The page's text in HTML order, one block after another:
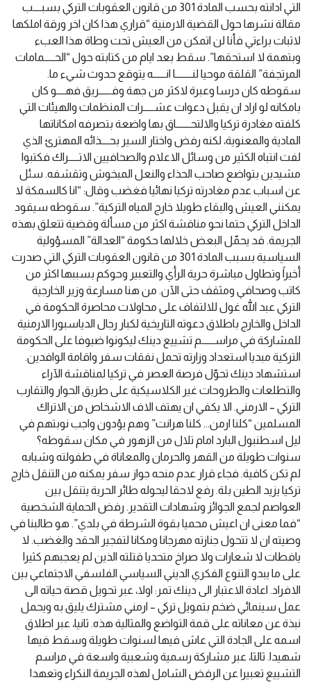
التي ادانته بحسب المادة 301 من قانون العقوبات التركي بسبــــب
مقالة نشرها حول القضية الارمنية “قراري هذا كان اخر ورقة املكها
لاثبات براءتي فأنا لن اتمكن من العيش تحت وطاة هذا العبء
وبتهمة لا استحقها”. سقط بعد ايام من كتابته حول “الحـــــمامات
المرتجفة” القلقة موحيا لنــــــــا انــــــه يتوقع حدوث شيء ما.
سقوطه كان درسا وعبرة لاكثر من جهة وفــــــريق فهــــو كان
بامكانه لو اراد ان يقبل دعوات عشـــــرات المنظمات والهيئات التي
كلفته مغادرة تركيا والالتحـــــــاق بها واضعة بتصرفه امكاناتها
المادية والمعنوية، لكنه رفض واختار السير بحــــذائه المهترئ الذي
لفت انتباه الكثير من وسائل الاعلام والصحافيين الاتـــــراك فكتبوا
مشيدين بتواضع صاحب الحذاء والنعل المبخوش وتقشفه. سئل
عن اسباب عدم مغادرته تركيا نهائيا فغضب وقال: “انا كالسمكة لا
يمكنني العيش والبقاء طويلا خارج المياه التركية”. سقوطه سيقود
الداخل التركي حتما نحو مناقشة اكثر من مسألة وقضية تتعلق بهذه
الجريمة. قد يحمّل البعض خلالها حكومة “العدالة” المسؤولية
السياسية بسبب المادة 301 من قانون العقوبات التركي التي صدرت
أخيراً وتطاول مباشرة حرية الرأي والتعبير وحوكم بسببها اكثر من
كاتب وصحافي ومثقف حتى الآن. من هنا مسارعة وزير الخارجية
التركي عبد الله غول للالتفاف على محاولات محاصرة الحكومة في
الداخل والخارج باطلاق دعوته التاريخية لكبار رجال الدياسبورا الارمنية
للمشاركة في مراســــــم تشييع دينك ليكونوا ضيوفا على الحكومة
التركية مبديا استعداد وزارته تحمل نفقات سفر واقامة الوافدين.
استشهاد دينك تحوّل فرصة العصر في تركيا لمناقشة الآراء
والتطلعات والطروحات غير الكلاسيكية على طريق الحوار والتقارب
التركي – الارمني. الا يكفي ان يهتف الاف الاشخاص من الاتراك
المسلمين “كلنا ارمن… كلنا هرانت” وهم يؤدون واجب نوبتهم في
ليل اسطنبول البارد امام تلال من الزهور في مكان سقوطه؟
سنوات طويلة من القهر والحرمان والمعاناة في طفولته وشبابه
لم تكن كافية. فجاء قرار عدم منحه جواز سفر يمكنه من التنقل خارج
تركيا يزيد الطين بلة. رفع لاحقا ليحوله طائر الحرية يتنقل بين
العواصم لجمع الجوائز وشهادات التقدير. رفض الحماية الشخصية
“فما معنى ان اعيش محميا بقوة الشرطة في بلدي”. هو طالبنا في
وصيته ان لا تتحول جنازته مهرجانا ومكانا لتفجير الحقد والغضب. لا
يافطات لا شعارات ولا صراخ متحديا قتلته الذين لم يعجبهم كثيرا
على ما يبدو التنوع الفكري الديني السياسي الفلسفي الاجتماعي بين
الافراد. اعادة الاعتبار الى دينك تمر: اولا، عبر تحويل قصة حياته الى
عمل سينمائي ضخم بتمويل تركي – ارمني مشترك يليق به ويحمل
نبذة عن معاناته على قمة التواضع والمثالية هذه. ثانيا، عبر اطلاق
اسمه على الجادة التي عاش فيها لسنوات طويلة وسقط فيها
شهيدا. ثالثا، عبر مشاركة رسمية وشعبية واسعة في مراسم
التشييع تعبيرا عن الرفض الشامل لهذه الجريمة النكراء وتعهدا